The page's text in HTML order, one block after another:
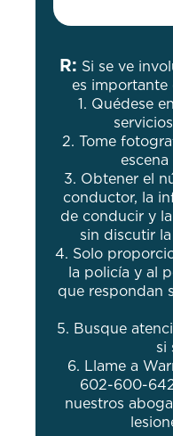
R: Si se ve
es importante
1. Quédese
2. Tome
3. Obtener el
conductor, la
de conducir y
sin discutir
4. Solo
la policía y al
que respondan
5. Busque
si
6. Llame a
602-600-
nuestros